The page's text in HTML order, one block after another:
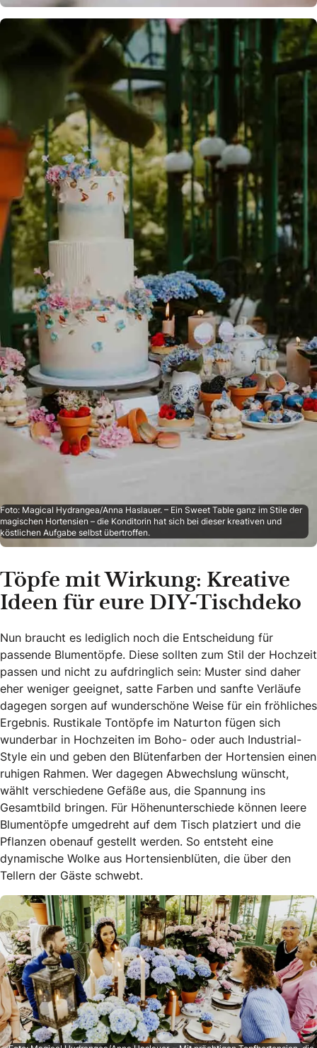
Foto: Magical Hydrangea/Anna Haslauer. – Ein Sweet Table ganz im Stile der
magischen Hortensien – die Konditorin hat sich bei dieser kreativen und
köstlichen Aufgabe selbst übertroffen.
Töpfe mit Wirkung: Kreative
Ideen für eure DIY-Tischdeko
Nun braucht es lediglich noch die Entscheidung für
passende Blumentöpfe. Diese sollten zum Stil der Hochzeit
passen und nicht zu aufdringlich sein: Muster sind daher
eher weniger geeignet, satte Farben und sanfte Verläufe
dagegen sorgen auf wunderschöne Weise für ein fröhliches
Ergebnis. Rustikale Tontöpfe im Naturton fügen sich
wunderbar in Hochzeiten im Boho- oder auch Industrial-
Style ein und geben den Blütenfarben der Hortensien einen
ruhigen Rahmen. Wer dagegen Abwechslung wünscht,
wählt verschiedene Gefäße aus, die Spannung ins
Gesamtbild bringen. Für Höhenunterschiede können leere
Blumentöpfe umgedreht auf dem Tisch platziert und die
Pflanzen obenauf gestellt werden. So entsteht eine
dynamische Wolke aus Hortensienblüten, die über den
Tellern der Gäste schwebt.